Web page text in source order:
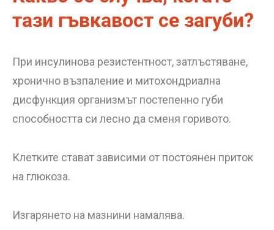
тази гъвкавост се загуби?
При инсулинова резистентност, затлъстяване,
хронично възпаление и митохондриална
дисфункция организмът постепенно губи
способността си лесно да сменя горивото.
Клетките стават зависими от постоянен приток
на глюкоза.
Изгарянето на мазнини намалява.